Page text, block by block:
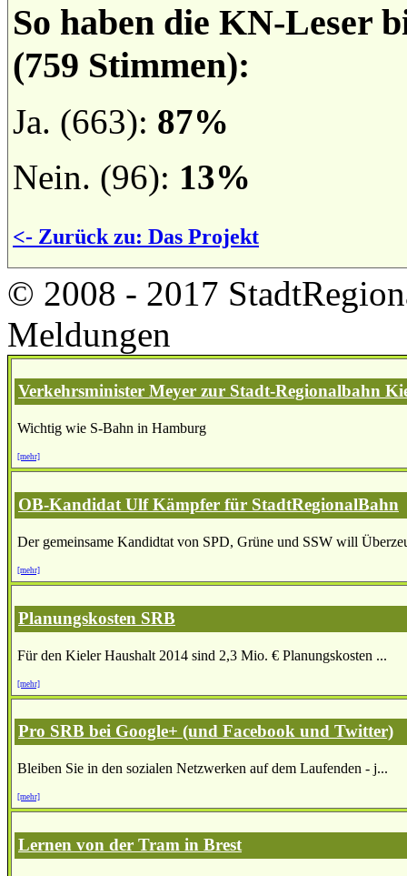
So haben die KN-Leser
(759 Stimmen):
Ja. (663): 87%
Nein. (96): 13%
<- Zurück zu: Das Projekt
© 2008 - 2017
Meldungen
Verkehrsminister Meyer zur Stadt-Regionalbahn
Wichtig wie S-Bahn in Hamburg
[mehr]
OB-Kandidat Ulf Kämpfer für StadtRegionalBahn
Der gemeinsame Kandidtat von SPD, Grüne und SSW will
[mehr]
Planungskosten SRB
Für den Kieler Haushalt 2014 sind 2,3 Mio. € Planungskosten ...
[mehr]
Pro SRB bei Google+ (und Facebook und Twitter)
Bleiben Sie in den sozialen Netzwerken auf dem Laufenden - j...
[mehr]
Lernen von der Tram in Brest